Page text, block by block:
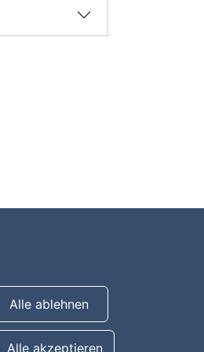
Alle ablehnen
Alle akzeptieren